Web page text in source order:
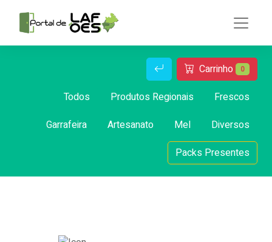
Carrinho 0
Todos Produtos Regionais
Frescos
Garrafeira
Artesanato Mel
Diversos
Packs Presentes